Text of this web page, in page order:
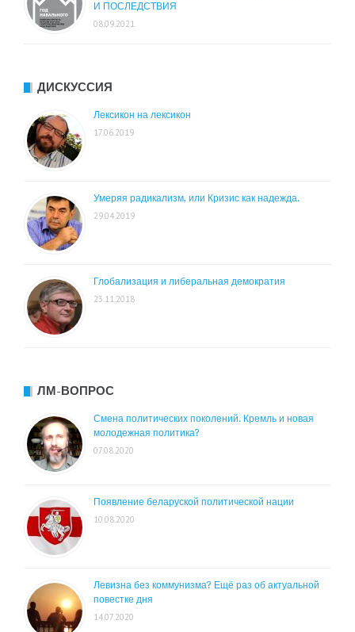
И ПОСЛЕДСТВИЯ
08.09.2021
ДИСКУССИЯ
Лексикон на лексикон
17.06.2019
Умеряя радикализм, или Кризис как надежда.
29.04.2019
Глобализация и либеральная демократия
23.11.2018
ЛМ-ВОПРОС
Смена политических поколений. Кремль и новая
молодежная политика?
07.08.2020
Появление беларуской политической нации
10.08.2020
Левизна без коммунизма? Ещё раз об актуальной
повестке дня
14.07.2020